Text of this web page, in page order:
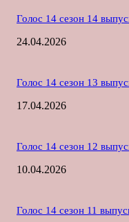
Голос 14 сезон 14
24.04.2026
Голос 14 сезон 13
17.04.2026
Голос 14 сезон 12
10.04.2026
Голос 14 сезон 11